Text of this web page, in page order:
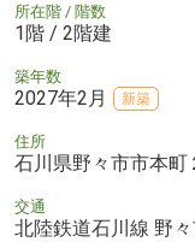
所在階 / 階数
1階 / 2階建
築年数
2027年2月 新築
住所
石川県野々市市本
交通
北陸鉄道石川線 野